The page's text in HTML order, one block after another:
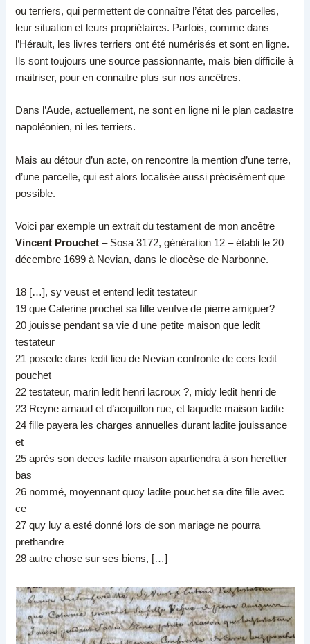
ou terriers, qui permettent de connaître l’état des parcelles,
leur situation et leurs propriétaires. Parfois, comme dans
l’Hérault, les livres terriers ont été numérisés et sont en ligne.
Ils sont toujours une source passionnante, mais bien difficile à
maitriser, pour en connaitre plus sur nos ancêtres.
Dans l’Aude, actuellement, ne sont en ligne ni le plan cadastre
napoléonien, ni les terriers.
Mais au détour d’un acte, on rencontre la mention d’une terre,
d’une parcelle, qui est alors localisée aussi précisément que
possible.
Voici par exemple un extrait du testament de mon ancêtre
Vincent Prouchet – Sosa 3172, génération 12 – établi le 20
décembre 1699 à Nevian, dans le diocèse de Narbonne.
18 […], sy veust et entend ledit testateur
19 que Caterine prochet sa fille veufve de pierre amiguer?
20 jouisse pendant sa vie d une petite maison que ledit
testateur
21 posede dans ledit lieu de Nevian confronte de cers ledit
pouchet
22 testateur, marin ledit henri lacroux ?, midy ledit henri de
23 Reyne arnaud et d’acquillon rue, et laquelle maison ladite
24 fille payera les charges annuelles durant ladite jouissance
et
25 après son deces ladite maison apartiendra à son herettier
bas
26 nommé, moyennant quoy ladite pouchet sa dite fille avec
ce
27 quy luy a esté donné lors de son mariage ne pourra
prethandre
28 autre chose sur ses biens, […]